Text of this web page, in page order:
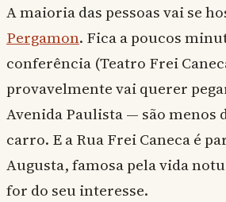
A maioria das pessoas vai se
Pergamon. Fica a poucos
conferência (Teatro Frei
provavelmente vai querer
Avenida Paulista — são menos
carro. E a Rua Frei Caneca é
Augusta, famosa pela vida
for do seu interesse.